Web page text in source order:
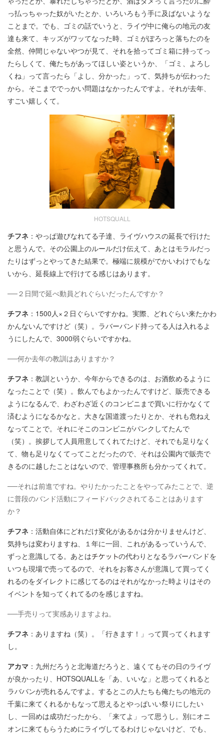
っ払っちゃった奴がいたとか、いろいろもう手に及ばないような
ことまで。でも、ゴミの話でいうと、ライヴ中に俺らの地元の友
達も来て、キッズがワッてなった時、ゴミがぽろっと落ちたのを
全然、仲間じゃないやつが見て、それを拾ってゴミ箱に持ってっ
たらしくて、俺たちがあってほしい姿というか、「ゴミ、よろし
くね」って言ったら「よし、分かった」って、気持ちが伝わった
から。そこまででっかい問題はなかったんですよ。それが去年、
すごい嬉しくて。
HOTSQUALL
チフネ ：やっぱ遊びなれてる子達、ライヴハウスの延長で行けた
と思うんで。その公園上のルールだけ伝えて、あとはモラルだっ
たりはずっとやってきた結果で。極端に規模がでかいわけでもな
いから、延長線上で行けてる感じはあります。
──２日間で延べ動員どれぐらいだったんですか？
チフネ ：1500人×２日ぐらいですかね。実際、どれぐらい来たかわ
かんないんですけど（笑）。ラバーバンド持ってる人は入れるよ
うにしたんで、3000弱ぐらいですかね。
──何か去年の教訓はありますか？
チフネ ：教訓というか、今年からできるのは、お酒飲めるように
なったことで（笑）。飲んでもよかったんですけど、販売できる
ようになるんで、わざわざ近くのコンビニまで買いに行かなくて
済むようになるかなと。大きな国道渡ったりとか、それも危ねえ
なってことで。それにそこのコンビニがパンクしてたんで
（笑）。挨拶して人員用意してくれてたけど、それでも足りなく
て、物も足りなくてってことだったので、それは公園内で販売で
きるのに越したことはないので、管理事務所も分かってくれて。
──それは前進ですね。やりたかったことをやってみたことで、逆
に普段のバンド活動にフィードバックされてることはあります
か？
チフネ ：活動自体にどれだけ変化があるかは分かりませんけど、
気持ちは変わりますね、１年に一回、これがあるっていうんで、
ずっと意識してる。あとは
の代わりとなるラバーバンドを
いつも現場で売ってるので、それをお客さんが意識して買ってく
れるのをダイレクトに感じてるのはそれがなかった時よりはその
イベントを知ってくれてるのを感じますね。
──手売りって実感ありますよね。
チフネ ：ありますね（笑）。「行きます！」って買ってくれます
し。
アカマ ：九州だろうと北海道だろうと、遠くてもその日のライヴ
が良かったり、HOTSQUALLを「あ、いいな」と思ってくれると
ラババンが売れるんですよ。するとこの人たちも俺たちの地元の
千葉に来てくれるかもなって思えるとやっぱいい祭りにしたい
し、一回めは成功だったから、「来てよ」って思うし。別にオニ
オンに来てもらうためにライヴしてるわけじゃないけど、でも、